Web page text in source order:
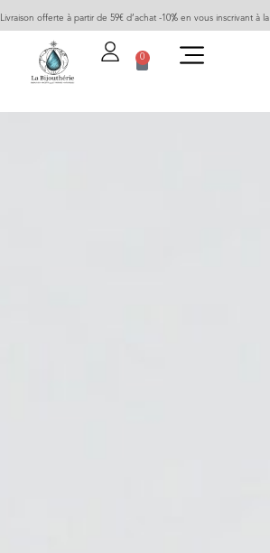
Livraison offerte à partir de 59€ d’achat -10% en vous inscrivant à la
0